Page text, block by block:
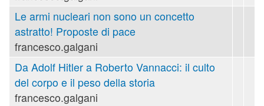
Le armi nucleari non sono un concetto
astratto! Proposte di pace
francesco.galgani
Da Adolf Hitler a Roberto Vannacci: il culto
del corpo e il peso della storia
francesco.galgani